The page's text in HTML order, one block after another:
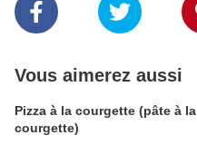
Vous aimerez aussi
Pizza à la courgette (pâte à la
courgette)